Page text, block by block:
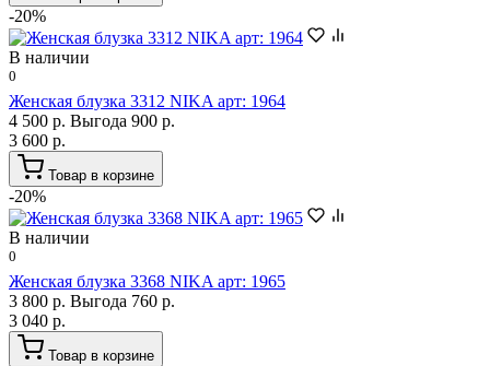
-20%
В наличии
0
Женская блузка 3312 NIKA арт: 1964
4 500 р. Выгода 900 р.
3 600 р.
Товар в корзине
-20%
В наличии
0
Женская блузка 3368 NIKA арт: 1965
3 800 р. Выгода 760 р.
3 040 р.
Товар в корзине